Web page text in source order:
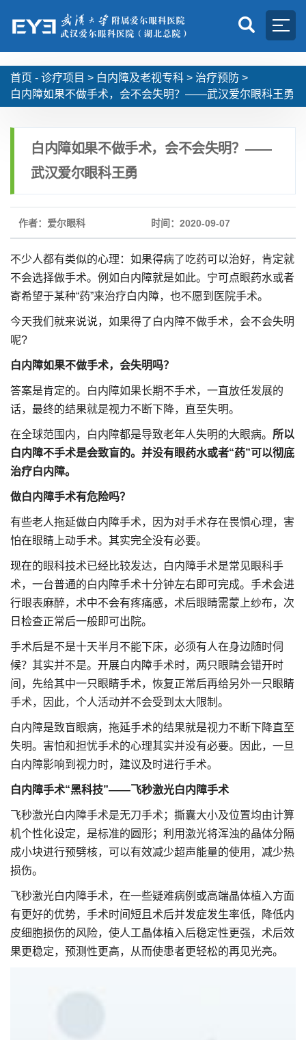
首页 - 诊疗项目 > 白内障及老视专科 > 治疗预防 >
白内障如果不做手术，会不会失明？——武汉爱尔眼科王勇
白内障如果不做手术，会不会失明？——
武汉爱尔眼科王勇
作者：爱尔眼科 时间：2020-09-07
不少人都有类似的心理：如果得病了吃药可以治好，肯定就
不会选择做手术。例如白内障就是如此。宁可点眼药水或者
寄希望于某种“药”来治疗白内障，也不愿到医院手术。
今天我们就来说说，如果得了白内障不做手术，会不会失明
呢?
白内障如果不做手术，会失明吗？
答案是肯定的。白内障如果长期不手术，一直放任发展的
话，最终的结果就是视力不断下降，直至失明。
在全球范围内，白内障都是导致老年人失明的大眼病。 所以
白内障不手术是会致盲的。并没有眼药水或者“药”可以彻底
治疗白内障。
做白内障手术有危险吗？
有些老人拖延做白内障手术，因为对手术存在畏惧心理，害
怕在眼睛上动手术。其实完全没有必要。
现在的眼科技术已经比较发达，白内障手术是常见眼科手
术，一台普通的白内障手术十分钟左右即可完成。手术会进
行眼表麻醉，术中不会有疼痛感，术后眼睛需蒙上纱布，次
日检查正常后一般即可出院。
手术后是不是十天半月不能下床，必须有人在身边随时伺
候？其实并不是。开展白内障手术时，两只眼睛会错开时
间，先给其中一只眼睛手术，恢复正常后再给另外一只眼睛
手术，因此，个人活动并不会受到太大限制。
白内障是致盲眼病，拖延手术的结果就是视力不断下降直至
失明。害怕和担忧手术的心理其实并没有必要。因此，一旦
白内障影响到视力时，建议及时进行手术。
白内障手术“黑科技”——飞秒激光白内障手术
飞秒激光白内障手术是无刀手术；撕囊大小及位置均由计算
机个性化设定，是标准的圆形；利用激光将浑浊的晶体分隔
成小块进行预劈核，可以有效减少超声能量的使用，减少热
损伤。
飞秒激光白内障手术，在一些疑难病例或高端晶体植入方面
有更好的优势，手术时间短且术后并发症发生率低，降低内
皮细胞损伤的风险，使人工晶体植入后稳定性更强，术后效
果更稳定，预测性更高，从而使患者更轻松的再见光亮。